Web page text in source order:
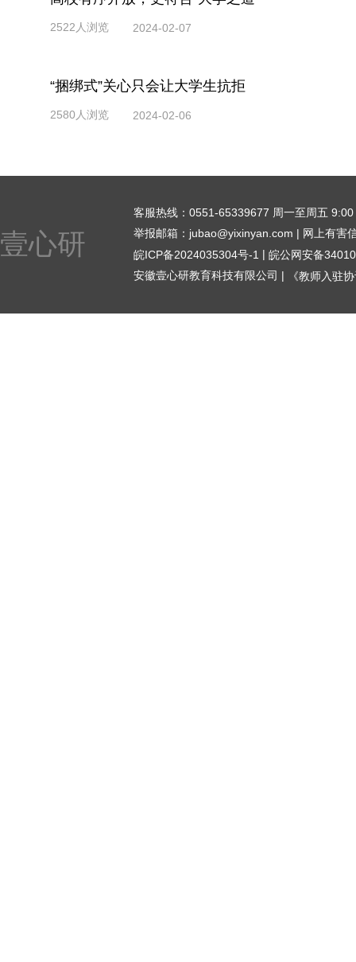
2522人浏览 2024-02-07
“捆绑式”关心只会让大学生抗拒
2580人浏览 2024-02-06
壹心研
客服热线：0551-65339677 周一至周五
举报邮箱：jubao@yixinyan.com | 网上有害
皖ICP备2024035304号-1 | 皖公网安备
安徽壹心研教育科技有限公司 |
《教师入驻